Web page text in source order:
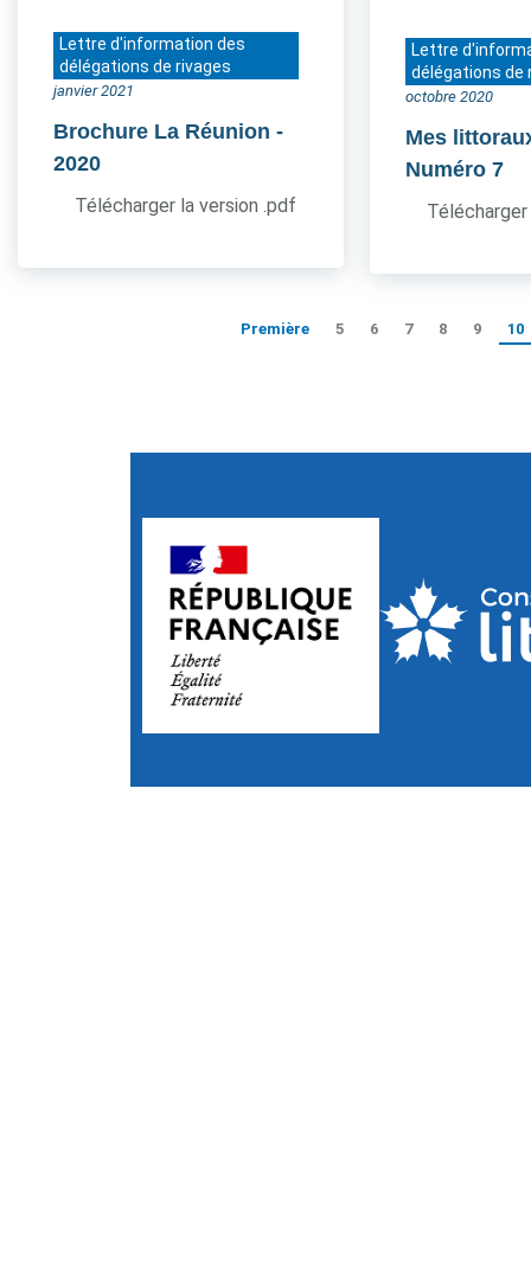
Lettre d'information des
délégations de rivages
janvier 2021
Brochure La Réunion -
2020
Télécharger la version .pdf
Lettre
délégations de
octobre 2020
Mes
Numéro 7
Première 5 6 7 8 9 10